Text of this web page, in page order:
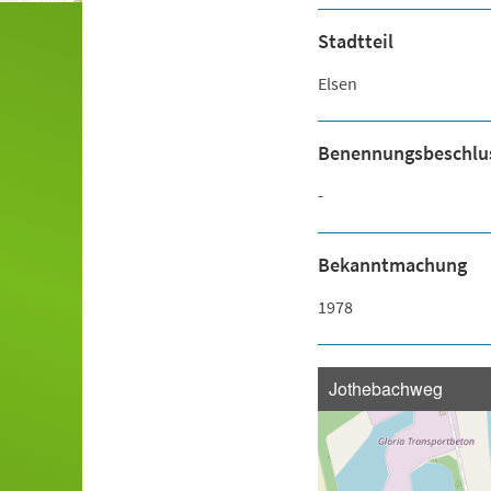
Stadtteil
Elsen
-
Bekanntmachung
1978
Jothebachweg